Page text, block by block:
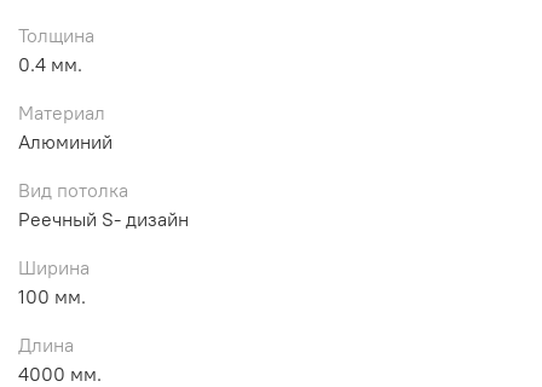
Толщина
0.4 мм.
Материал
Алюминий
Вид потолка
Реечный S- дизайн
Ширина
100 мм.
Длина
4000 мм.